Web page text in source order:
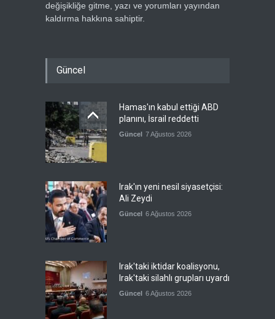
değişikliğe gitme, yazı ve yorumları yayından
kaldırma hakkına sahiptir.
Güncel
Hamas'ın kabul ettiği ABD
planını, İsrail reddetti
Güncel 7 Ağustos 2026
Irak'ın yeni nesil siyasetçisi:
Ali Zeydi
Güncel 6 Ağustos 2026
Irak'taki iktidar koalisyonu,
Irak'taki silahlı grupları uyardı
Güncel 6 Ağustos 2026